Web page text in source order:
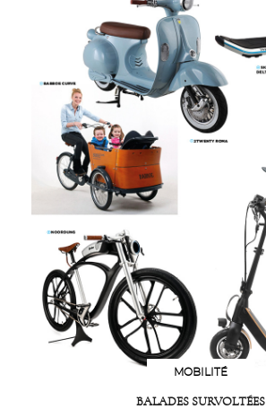
MOBILITÉ
BALADES SURVOLTÉES